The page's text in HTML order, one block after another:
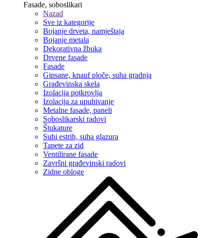
Fasade, soboslikari
Nazad
Sve iz kategorije
Bojanje drveta, namještaja
Bojanje metala
Dekorativna žbuka
Drvene fasade
Fasade
Gipsane, knauf ploče, suha gradnja
Građevinska skela
Izolacija potkrovlja
Izolacija za upuhivanje
Metalne fasade, paneli
Soboslikarski radovi
Štukature
Suhi estrih, suha glazura
Tapete za zid
Ventilirane fasade
Završni građevinski radovi
Zidne obloge